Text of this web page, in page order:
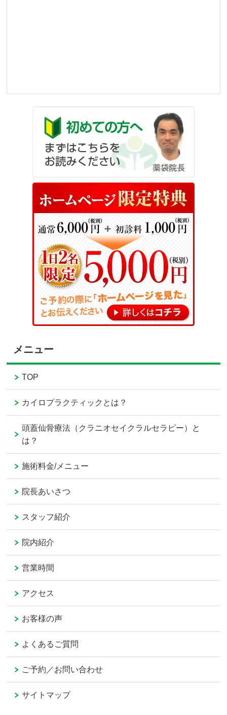
メニュー
TOP
カイロプラクティックとは？
頭蓋仙骨療法（クラニオセイクラルセラピー）と
は？
施術料金/メニュー
院長あいさつ
スタッフ紹介
院内紹介
営業時間
アクセス
お客様の声
よくあるご質問
ご予約／お問い合わせ
サイトマップ